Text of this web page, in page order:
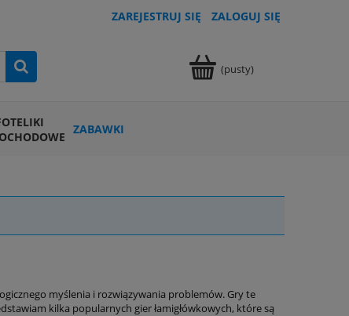
ZAREJESTRUJ SIĘ ZALOGUJ SIĘ
(pusty)
ZABAWKI
myślenia i rozwiązywania problemów. Gry te
kilka popularnych gier łamigłówkowych, które są